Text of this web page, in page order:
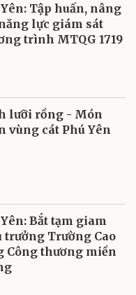
Tập huấn, nâng
lực giám sát
trình MTQG 1719
lưỡi rồng - Món
vùng cát Phú Yên
Bắt tạm giam
trưởng Trường Cao
Công thương miền